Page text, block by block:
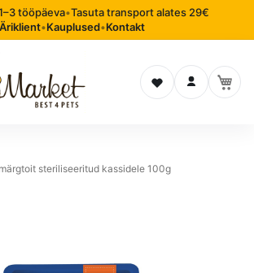
tööpäeva•Tasuta transport alates 29€
Äriklient•Kauplused•Kontakt
Soovinimekiri
Logi sisse
steriliseeritud kassidele 100g